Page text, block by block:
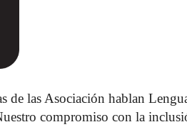
de las Asociación hablan
compromiso con la